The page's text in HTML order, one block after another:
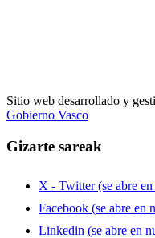
Sitio web desarrollado y
Gobierno Vasco
Gizarte sareak
X - Twitter (se abre
Facebook (se abre en
Linkedin (se abre en